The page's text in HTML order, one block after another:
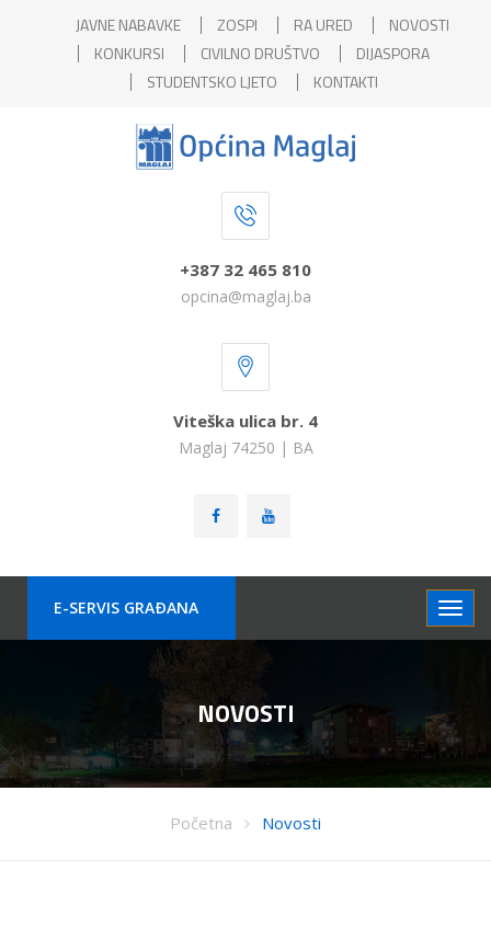
JAVNE NABAVKE ZOSPI RA URED
NOVOSTI
KONKURSI
CIVILNO DRUŠTVO
DIJASPORA
STUDENTSKO LJETO
KONTAKTI
+387 32 465 810
opcina@maglaj.ba
Viteška ulica br. 4
Maglaj 74250 | BA
E-SERVIS GRAÐANA
NOVOSTI
Početna Novosti